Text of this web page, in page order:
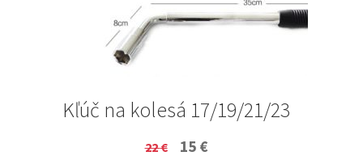
Kľúč na kolesá 17/19/21/23
22€
Original
15 €